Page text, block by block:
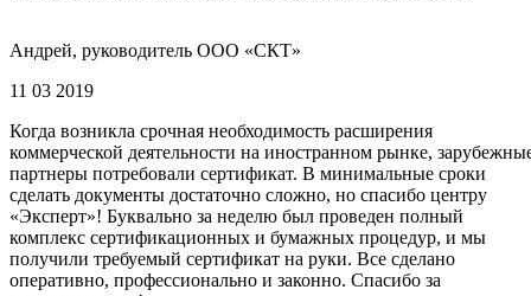
Андрей, руководитель ООО «СКТ»
11 03 2019
Когда возникла срочная необходимость расширения
коммерческой деятельности на иностранном рынке,
партнеры потребовали сертификат. В минимальные сроки
сделать документы достаточно сложно, но спасибо центру
«Эксперт»! Буквально за неделю был проведен полный
комплекс сертификационных и бумажных процедур, и мы
получили требуемый сертификат на руки. Все сделано
оперативно, профессионально и законно. Спасибо за